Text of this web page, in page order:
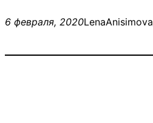
6 февраля, 2020LenaAnisimova